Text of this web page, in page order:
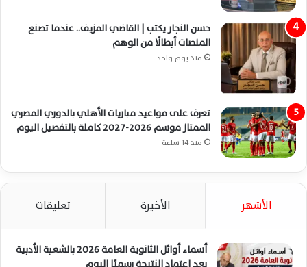
حسن النجار يكتب | القاضي المزيف.. عندما تصنع
المنصات أبطالًا من الوهم
منذ يوم واحد
تعرف على مواعيد مباريات الأهلي بالدوري المصري
الممتاز موسم 2026-2027 كاملة بالتفصيل اليوم
منذ 14 ساعة
الأشهر الأخيرة تعليقات
أسماء أوائل الثانوية العامة 2026 بالشعبة الأدبية
بعد اعتماد النتيجة رسميًا اليوم